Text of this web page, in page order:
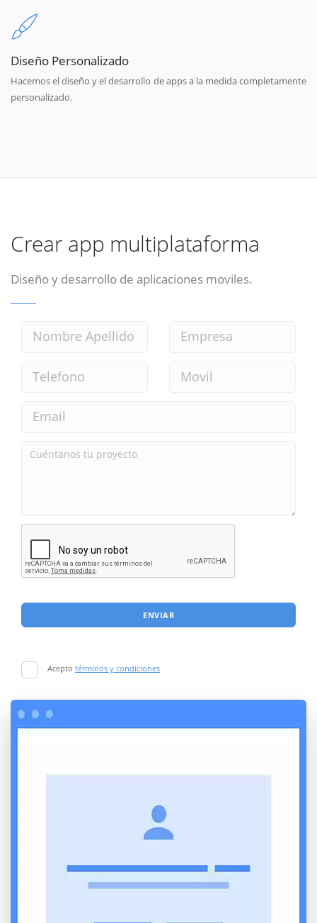
Diseño Personalizado
Hacemos el diseño y el desarrollo de apps a la medida completamente
personalizado.
Crear app multiplataforma
Diseño y desarrollo de aplicaciones moviles.
ENVIAR
Acepto términos y condiciones